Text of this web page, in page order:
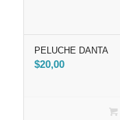
PELUCHE DANTA
$20,00